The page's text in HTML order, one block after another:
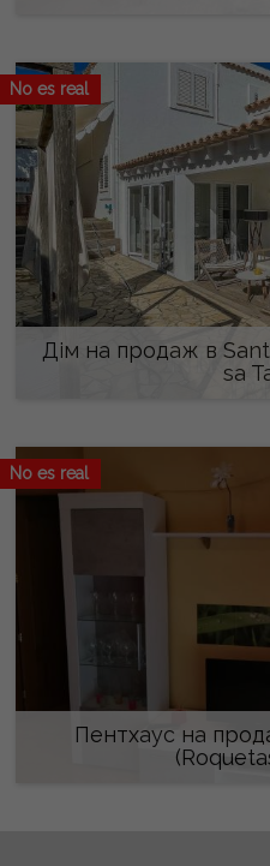
No es real
Дім на продаж в
sa
No es real
Пентхаус на